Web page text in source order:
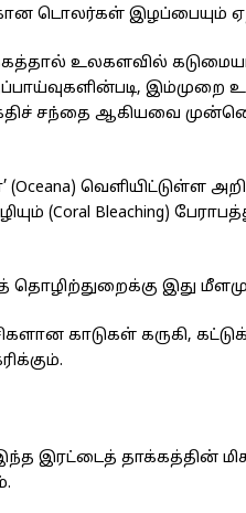
டொலர்கள் இழப்பையும்
உலகளவில்
இம்முறை
சந்தை ஆகியவை
(Oceana) வெளியிட்டுள்ள
(Coral Bleaching)
தொழிற்துறைக்கு இது
காடுகள் கருகி,
இரட்டைத் தாக்கத்தின்